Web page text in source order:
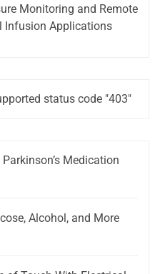
Monitoring and Remote
Infusion Applications
status code "403"
Medication
Alcohol, and More